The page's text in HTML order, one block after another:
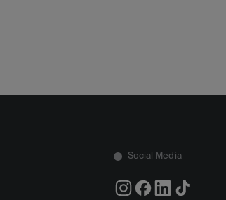
Social Media